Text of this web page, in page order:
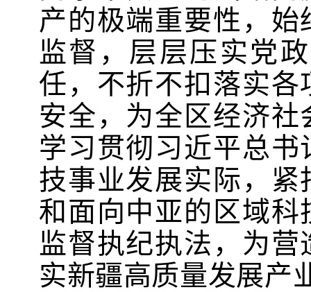
产的极端重要性，
监督，层层压实党
任，不折不扣落实
安全，为全区经济
学习贯彻习近平总
技事业发展实际，紧
和面向中亚的区域
监督执纪执法，为
实新疆高质量发展产